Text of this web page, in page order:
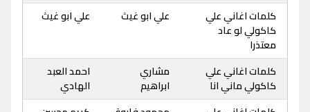
كلمات اغاني علي
كاكولي لو عاد
معتذرا
علي ابو غيث علي ابو غيث
كلمات اغاني علي
كاكولي ماني انا
مشاري
ابراهيم
احمد العبد
الهادي